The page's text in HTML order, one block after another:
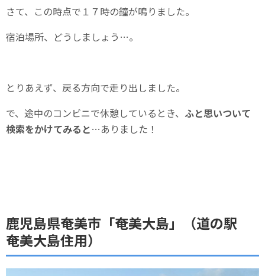
さて、この時点で１７時の鐘が鳴りました。
宿泊場所、どうしましょう…。
とりあえず、戻る方向で走り出しました。
で、途中のコンビニで休憩しているとき、 ふと思いついて
検索をかけてみると…ありました！
鹿児島県奄美市「奄美大島」（道の駅
奄美大島住用）